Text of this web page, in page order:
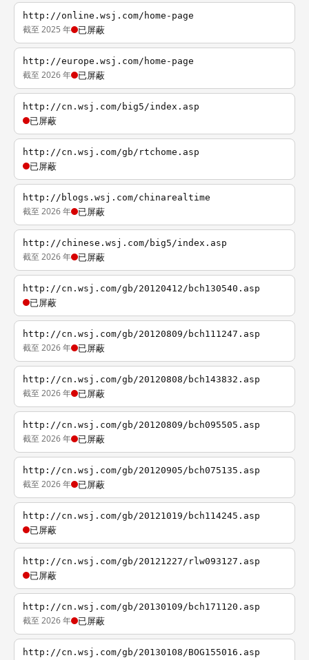
http://online.wsj.com/home-page
截至 2025 年 已屏蔽
http://europe.wsj.com/home-page
截至 2026 年 已屏蔽
http://cn.wsj.com/big5/index.asp
已屏蔽
http://cn.wsj.com/gb/rtchome.asp
已屏蔽
http://blogs.wsj.com/chinarealtime
截至 2026 年 已屏蔽
http://chinese.wsj.com/big5/index.asp
截至 2026 年 已屏蔽
http://cn.wsj.com/gb/20120412/bch130540.asp
已屏蔽
http://cn.wsj.com/gb/20120809/bch111247.asp
截至 2026 年 已屏蔽
http://cn.wsj.com/gb/20120808/bch143832.asp
截至 2026 年 已屏蔽
http://cn.wsj.com/gb/20120809/bch095505.asp
截至 2026 年 已屏蔽
http://cn.wsj.com/gb/20120905/bch075135.asp
截至 2026 年 已屏蔽
http://cn.wsj.com/gb/20121019/bch114245.asp
已屏蔽
http://cn.wsj.com/gb/20121227/rlw093127.asp
已屏蔽
http://cn.wsj.com/gb/20130109/bch171120.asp
截至 2026 年 已屏蔽
http://cn.wsj.com/gb/20130108/BOG155016.asp